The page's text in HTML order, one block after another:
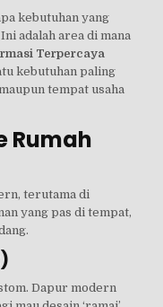
kebutuhan yang
adalah area di mana
Terpercaya
kebutuhan paling
tempat usaha
Rumah
terutama di
yang pas di tempat,
Dapur modern